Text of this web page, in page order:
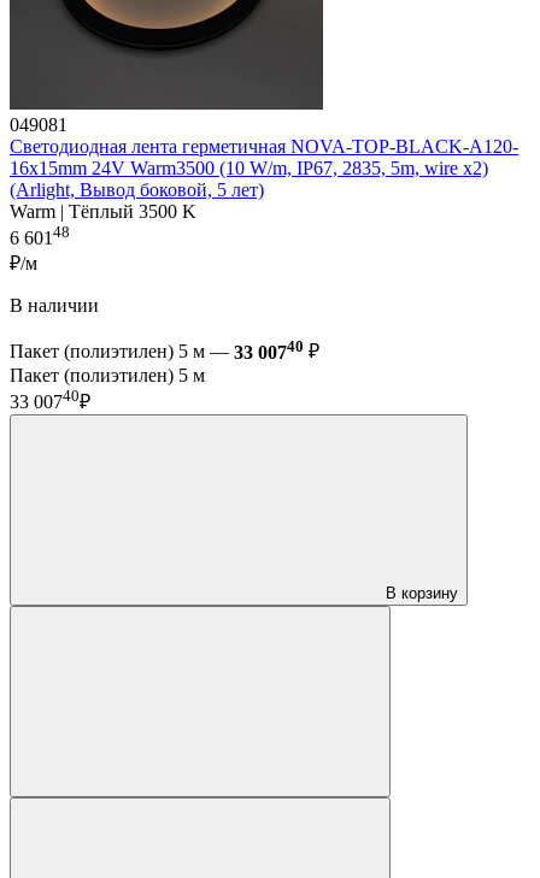
049081
Светодиодная лента герметичная NOVA-TOP-BLACK-A120-
16x15mm 24V Warm3500 (10 W/m, IP67, 2835, 5m, wire x2)
(Arlight, Вывод боковой, 5 лет)
Warm | Тёплый 3500 K
6 60148
₽/м
В наличии
Пакет (полиэтилен) 5 м — 33 00740 ₽
Пакет (полиэтилен) 5 м
33 00740₽
В корзину